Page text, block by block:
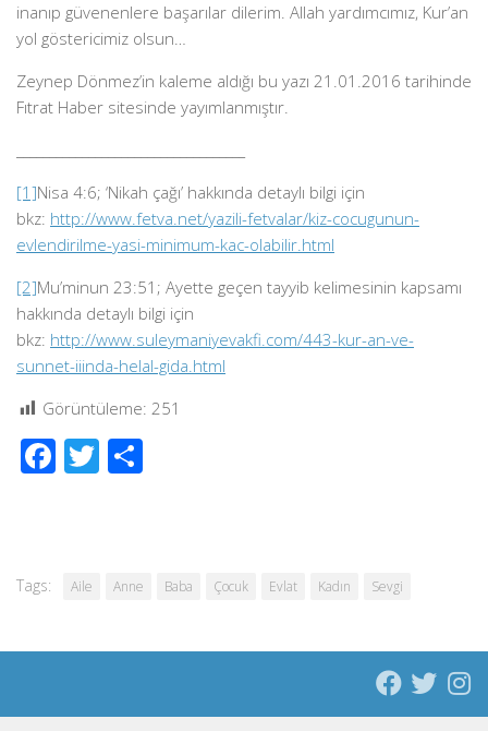
inanıp güvenenlere başarılar dilerim. Allah yardımcımız, Kur’an
yol göstericimiz olsun…
Zeynep Dönmez’in kaleme aldığı bu yazı 21.01.2016 tarihinde
Fıtrat Haber sitesinde yayımlanmıştır.
[1]Nisa 4:6; ‘Nikah çağı’ hakkında detaylı bilgi için
bkz: http://www.fetva.net/yazili-fetvalar/kiz-cocugunun-
evlendirilme-yasi-minimum-kac-olabilir.html
[2]Mu’minun 23:51; Ayette geçen tayyib kelimesinin kapsamı
hakkında detaylı bilgi için
bkz: http://www.suleymaniyevakfi.com/443-kur-an-ve-
sunnet-iiinda-helal-gida.html
Görüntüleme: 251
Facebook
Twitter
Tags: Aile Anne Baba Çocuk Evlat Kadın Sevgi